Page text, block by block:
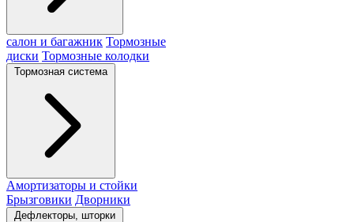
салон и багажник Тормозные
диски Тормозные колодки
Тормозная система
Амортизаторы и стойки
Брызговики Дворники
Дефлекторы, шторки